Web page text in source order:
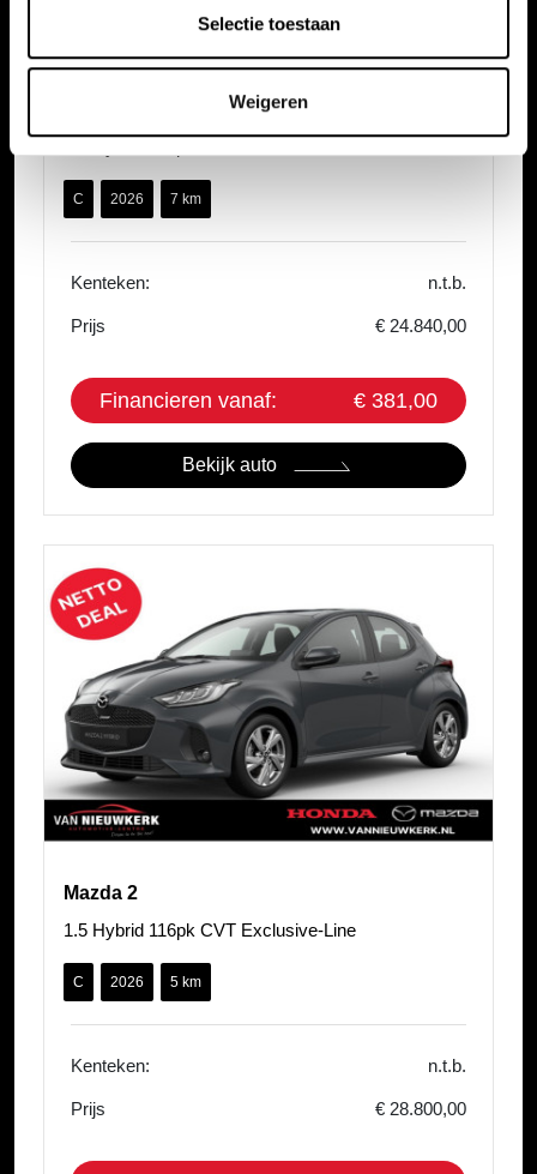
Selectie toestaan
Weigeren
C 2026 7 km
Kenteken: n.t.b.
Prijs € 24.840,00
Financieren vanaf: € 381,00
Bekijk auto
Mazda 2
1.5 Hybrid 116pk CVT Exclusive-Line
C 2026 5 km
Kenteken: n.t.b.
Prijs € 28.800,00